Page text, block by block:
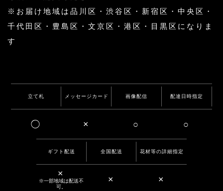
※お届け地域は品川区・渋谷区・新宿区・中央区・
千代田区・豊島区・文京区・港区・目黒区になりま
す
立て札
◯
メッセージカード
×
画像配信
○
配達日時指定
○
ギフト配送
×
※一部地域は配送不
可。
全国配送
×
花材等の詳細指定
×